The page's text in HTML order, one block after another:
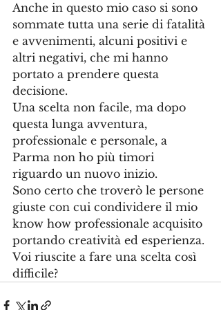
Anche in questo mio caso si sono
sommate tutta una serie di fatalità
e avvenimenti, alcuni positivi e
altri negativi, che mi hanno
portato a prendere questa
decisione.
Una scelta non facile, ma dopo
questa lunga avventura,
professionale e personale, a
Parma non ho più timori
riguardo un nuovo inizio.
Sono certo che troverò le persone
giuste con cui condividere il mio
know how professionale acquisito
portando creatività ed esperienza.
Voi riuscite a fare una scelta così
difficile?